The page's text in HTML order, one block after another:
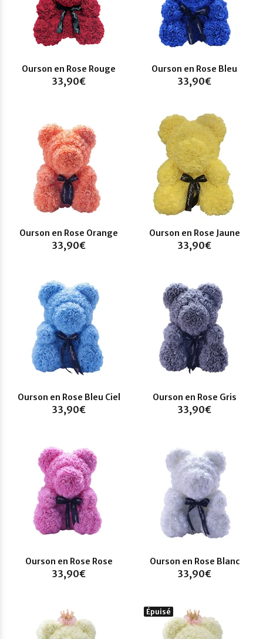
Ourson en Rose Rouge
33,90€
Ourson en Rose Bleu
33,90€
Ourson en Rose Orange
33,90€
Ourson en Rose Jaune
33,90€
Ourson en Rose Bleu Ciel
33,90€
Ourson en Rose Gris
33,90€
Ourson en Rose Rose
33,90€
Ourson en Rose Blanc
33,90€
Épuisé